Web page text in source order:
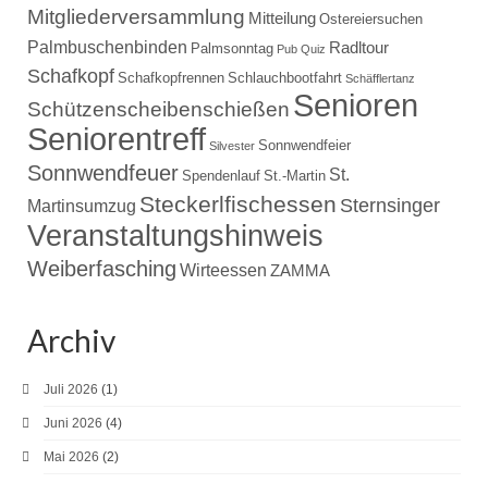
Mitgliederversammlung Mitteilung Ostereiersuchen
Palmbuschenbinden Palmsonntag Pub Quiz Radltour
Schafkopf Schafkopfrennen Schlauchbootfahrt Schäfflertanz
Schützenscheibenschießen Senioren
Seniorentreff Silvester Sonnwendfeier
Sonnwendfeuer Spendenlauf St.-Martin St.
Martinsumzug Steckerlfischessen Sternsinger
Veranstaltungshinweis
Weiberfasching Wirteessen ZAMMA
Archiv
Juli 2026 (1)
Juni 2026 (4)
Mai 2026 (2)